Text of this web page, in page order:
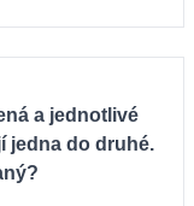
a jednotlivé
jedna do druhé.